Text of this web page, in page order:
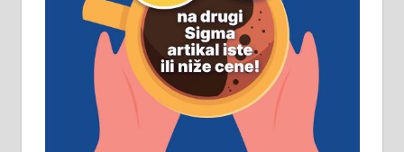
Рудник и флотација Рудник
д.о.о. Рудник запошљава 20
помоћника рудара. Услови:
Основна школа, пожељно радно
искуство на истим и сличним
пословима, али не и неопходан
услов. Обезбеђен смештај,
превоз, исхрана. 032/57-41-122 –
локал 22